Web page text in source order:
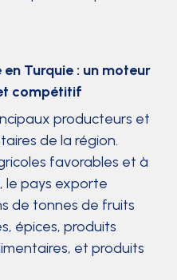
Turquie : un moteur
compétitif
producteurs et
de la région.
favorables et à
le pays exporte
de tonnes de fruits
épices, produits
et produits